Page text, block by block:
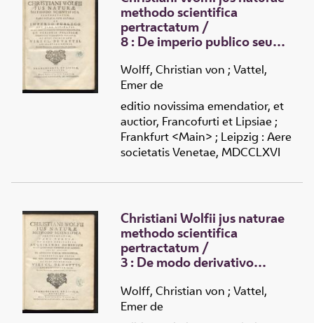
methodo scientifica
pertractatum/
8 :De imperio publico seu
publicum universale
demonstratur et verioris
politicae inconcussa
fundamenta ponuntur
Wolff, Christian von ; Vattel,
Emer de
editio novissima emendatior, et
auctior, Francofurti et Lipsiae ;
Frankfurt <Main> ; Leipzig : Aere
societatis Venetae, MDCCLXVI
Christiani Wolfii jus naturae
methodo scientifica
pertractatum/
3 :De modo derivativo
quodcumque praesertim in
re alterius
Wolff, Christian von ; Vattel,
Emer de